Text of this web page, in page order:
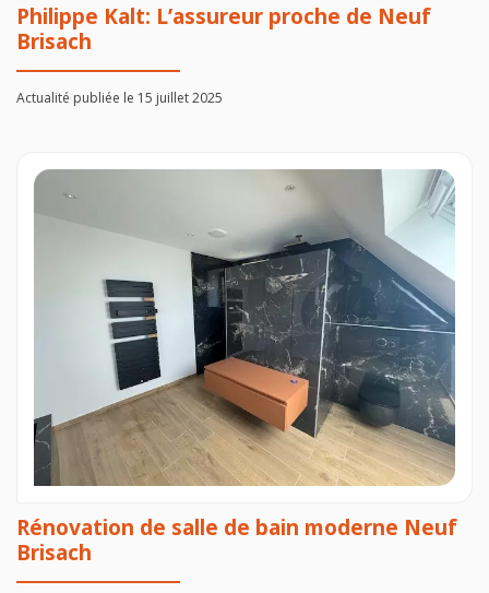
Philippe Kalt: L’assureur proche de Neuf
Brisach
Actualité publiée le 15 juillet 2025
Rénovation de salle de bain moderne Neuf
Brisach